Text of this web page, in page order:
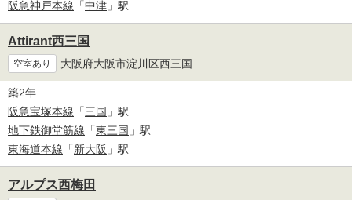
阪急神戸本線 「中津 」駅
Attirant西三国
空室あり 大阪府大阪市淀川区西三国
築2年
阪急宝塚本線 「三国 」駅
地下鉄御堂筋線 「東三国 」駅
東海道本線 「新大阪 」駅
アルプス西梅田